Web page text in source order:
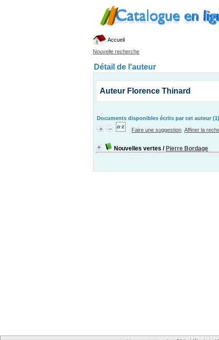
Accueil
Nouvelle recherche
Détail de l'auteur
Auteur Florence Thinard
Documents disponibles écrits par cet auteur (1)
Faire une suggestion Affiner la
Nouvelles vertes / Pierre Bordage